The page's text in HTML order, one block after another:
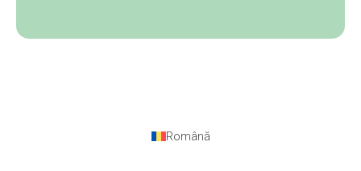
Română